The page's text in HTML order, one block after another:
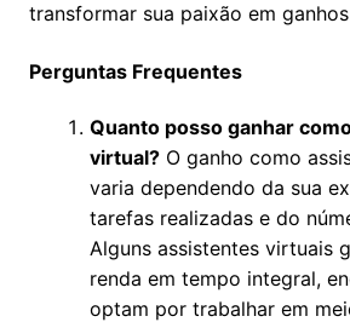
transformar sua paixão em
Perguntas Frequentes
Quanto posso ganhar
virtual?O ganho como
varia dependendo da sua
tarefas realizadas e do
Alguns assistentes virtuais
renda em tempo integral,
optam por trabalhar em